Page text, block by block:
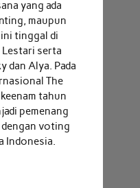
yang ada
maupun
tinggal di
Lestari serta
dan Alya. Pada
The
tahun
pemenang
voting
Indonesia.